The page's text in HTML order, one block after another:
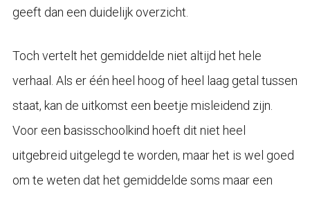
geeft dan een duidelijk overzicht.
Toch vertelt het gemiddelde niet altijd het hele
verhaal. Als er één heel hoog of heel laag getal tussen
staat, kan de uitkomst een beetje misleidend zijn.
Voor een basisschoolkind hoeft dit niet heel
uitgebreid uitgelegd te worden, maar het is wel goed
om te weten dat het gemiddelde soms maar een